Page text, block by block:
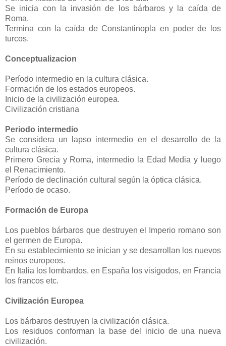
Se inicia con la invasión de los bárbaros y la caída de
Roma.
Termina con la caída de Constantinopla en poder de los
turcos.
Conceptualizacion
Período intermedio en la cultura clásica.
Formación de los estados europeos.
Inicio de la civilización europea.
Civilización cristiana
Periodo intermedio
Se considera un lapso intermedio en el desarrollo de la
cultura clásica.
Primero Grecia y Roma, intermedio la Edad Media y luego
el Renacimiento.
Período de declinación cultural según la óptica clásica.
Período de ocaso.
Formación de Europa
Los pueblos bárbaros que destruyen el Imperio romano son
el germen de Europa.
En su establecimiento se inician y se desarrollan los nuevos
reinos europeos.
En Italia los lombardos, en España los visigodos, en Francia
los francos etc.
Civilización Europea
Los bárbaros destruyen la civilización clásica.
Los residuos conforman la base del inicio de una nueva
civilización.